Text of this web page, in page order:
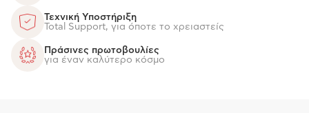
Τεχνική Υποστήριξη
Total Support, για όποτε το χρειαστείς
Πράσινες πρωτοβουλίες
για έναν καλύτερο κόσμο